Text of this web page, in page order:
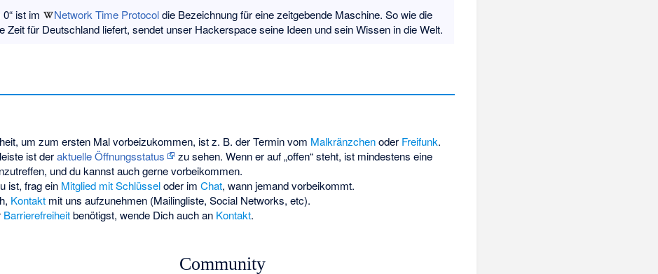
ist im
Network Time Protocoldie Bezeichnung für eine zeitgebende Maschine. So wie die
Zeit für Deutschland liefert, sendet unser Hackerspace seine Ideen und sein Wissen in die Welt.
um zum ersten Mal vorbeizukommen, ist z. B. der Termin vom Malkränzchenoder Freifunk.
ist deraktuelle Öffnungsstatus
zu sehen. Wenn er auf „offen“ steht, ist mindestens eine
und du kannst auch gerne vorbeikommen.
ist, frag ein Mitglied mit Schlüsseloder im Chat, wann jemand vorbeikommt.
Kontaktmit uns aufzunehmen (Mailingliste, Social Networks, etc).
Barrierefreiheitbenötigst, wende Dich auch an Kontakt.
Community